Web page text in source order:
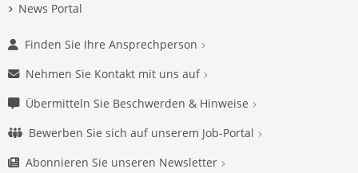
News Portal
Finden Sie Ihre Ansprechperson
Nehmen Sie Kontakt mit uns auf
Übermitteln Sie Beschwerden & Hinweise
Bewerben Sie sich auf unserem Job-Portal
Abonnieren Sie unseren Newsletter